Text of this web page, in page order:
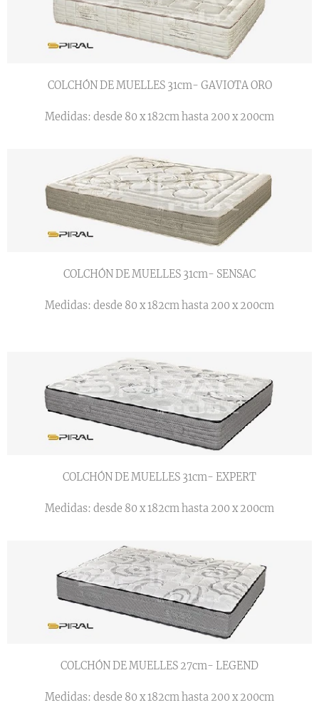
COLCHÓN DE MUELLES 31cm- GAVIOTA ORO
Medidas: desde 80 x 182cm hasta 200 x 200cm
COLCHÓN DE MUELLES 31cm- SENSAC
Medidas: desde 80 x 182cm hasta 200 x 200cm
COLCHÓN DE MUELLES 31cm- EXPERT
Medidas: desde 80 x 182cm hasta 200 x 200cm
COLCHÓN DE MUELLES 27cm- LEGEND
Medidas: desde 80 x 182cm hasta 200 x 200cm